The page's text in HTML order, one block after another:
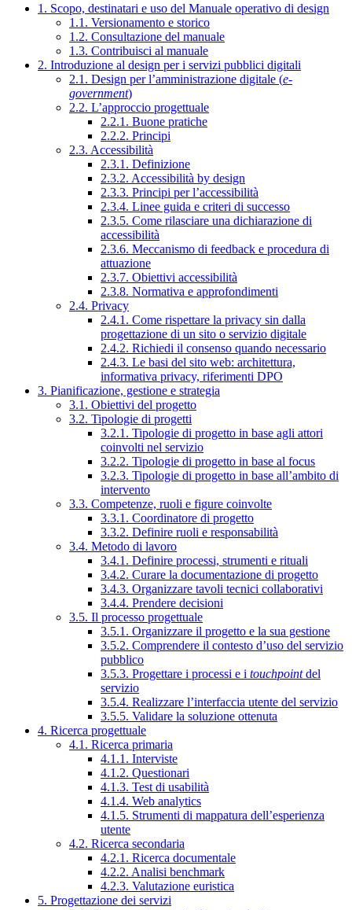
1. Scopo, destinatari e uso del Manuale operativo di design
1.1. Versionamento e storico
1.2. Consultazione del manuale
1.3. Contribuisci al manuale
2. Introduzione al design per i servizi pubblici digitali
2.1. Design per l’amministrazione digitale (e-
government)
2.2. L’approccio progettuale
2.2.1. Buone pratiche
2.2.2. Principi
2.3. Accessibilità
2.3.1. Definizione
2.3.2. Accessibilità by design
2.3.3. Principi per l’accessibilità
2.3.4. Linee guida e criteri di successo
2.3.5. Come rilasciare una dichiarazione di
accessibilità
2.3.6. Meccanismo di feedback e procedura di
attuazione
2.3.7. Obiettivi accessibilità
2.3.8. Normativa e approfondimenti
2.4. Privacy
2.4.1. Come rispettare la privacy sin dalla
progettazione di un sito o servizio digitale
2.4.2. Richiedi il consenso quando necessario
2.4.3. Le basi del sito web: architettura,
informativa privacy, riferimenti DPO
3. Pianificazione, gestione e strategia
3.1. Obiettivi del progetto
3.2. Tipologie di progetti
3.2.1. Tipologie di progetto in base agli attori
coinvolti nel servizio
3.2.2. Tipologie di progetto in base al focus
3.2.3. Tipologie di progetto in base all’ambito di
intervento
3.3. Competenze, ruoli e figure coinvolte
3.3.1. Coordinatore di progetto
3.3.2. Definire ruoli e responsabilità
3.4. Metodo di lavoro
3.4.1. Definire processi, strumenti e rituali
3.4.2. Curare la documentazione di progetto
3.4.3. Organizzare tavoli tecnici collaborativi
3.4.4. Prendere decisioni
3.5. Il processo progettuale
3.5.1. Organizzare il progetto e la sua gestione
3.5.2. Comprendere il contesto d’uso del servizio
pubblico
3.5.3. Progettare i processi e i touchpointdel
servizio
3.5.4. Realizzare l’interfaccia utente del servizio
3.5.5. Validare la soluzione ottenuta
4. Ricerca progettuale
4.1. Ricerca primaria
4.1.1. Interviste
4.1.2. Questionari
4.1.3. Test di usabilità
4.1.4. Web analytics
4.1.5. Strumenti di mappatura dell’esperienza
utente
4.2. Ricerca secondaria
4.2.1. Ricerca documentale
4.2.2. Analisi benchmark
4.2.3. Valutazione euristica
5. Progettazione dei servizi